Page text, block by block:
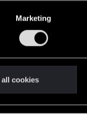
Marketing
cookies